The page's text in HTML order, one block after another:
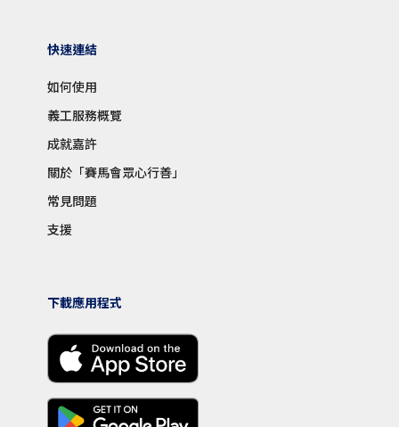
快速連結
如何使用
義工服務概覽
成就嘉許
關於「賽馬會眾心行善」
常見問題
支援
下載應用程式